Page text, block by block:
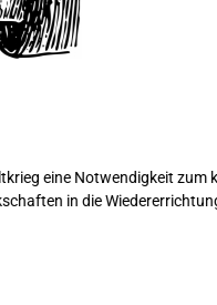
eine Notwendigkeit
in die